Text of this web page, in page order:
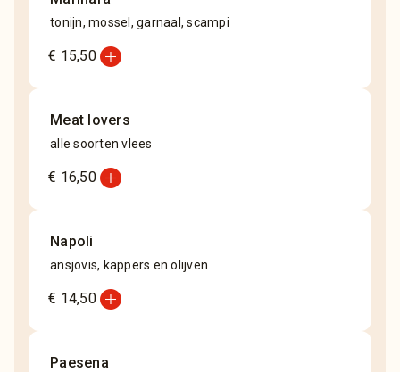
tonijn, mossel, garnaal, scampi
€ 15,50add_circle
Meat lovers
alle soorten vlees
€ 16,50add_circle
Napoli
ansjovis, kappers en olijven
€ 14,50add_circle
Paesena